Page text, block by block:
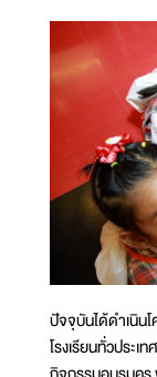
ปัจจุบันได้ดำเนิน
โรงเรียนทั่วประ